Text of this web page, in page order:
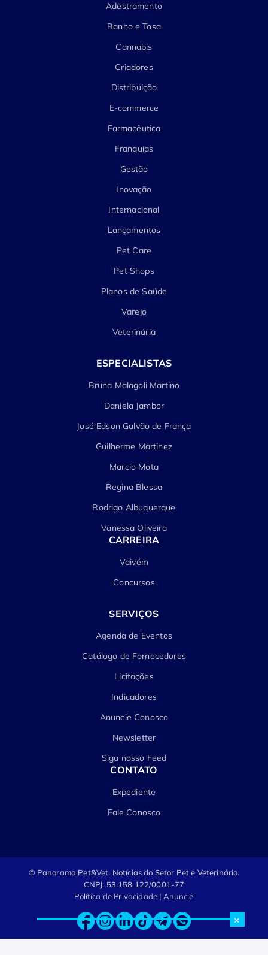
×
Adestramento
Banho e Tosa
Cannabis
Criadores
Distribuição
E-commerce
Farmacêutica
Franquias
Gestão
Inovação
Internacional
Lançamentos
Pet Care
Pet Shops
Planos de Saúde
Varejo
Veterinária
ESPECIALISTAS
Bruna Malagoli Martino
Daniela Jambor
José Edson Galvão de França
Guilherme Martinez
Marcio Mota
Regina Blessa
Rodrigo Albuquerque
Vanessa Oliveira
CARREIRA
Vaivém
Concursos
SERVIÇOS
Agenda de Eventos
Catálogo de Fornecedores
Licitações
Indicadores
Anuncie Conosco
Newsletter
Siga nosso Feed
CONTATO
Expediente
Fale Conosco
© Panorama Pet&Vet. Notícias do Setor Pet e Veterinário.
CNPJ: 53.158.122/0001-77
Política de Privacidade | Anuncie